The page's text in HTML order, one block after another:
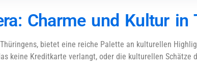
Charme und Kultur in
bietet eine reiche Palette an kulturellen
keine Kreditkarte verlangt, oder die kulturellen Schätze